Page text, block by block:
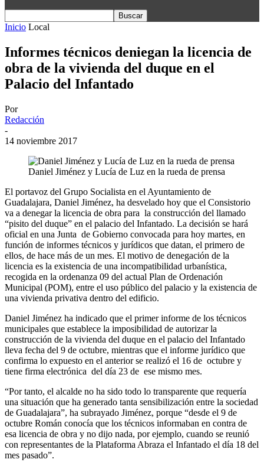
Inicio Local
Informes técnicos deniegan la licencia de
obra de la vivienda del duque en el
Palacio del Infantado
Por
Redacción
-
14 noviembre 2017
Daniel Jiménez y Lucía de Luz en la rueda de prensa
El portavoz del Grupo Socialista en el Ayuntamiento de
Guadalajara, Daniel Jiménez, ha desvelado hoy que el Consistorio
va a denegar la licencia de obra para la construcción del llamado
“pisito del duque” en el palacio del Infantado. La decisión se hará
oficial en una Junta de Gobierno convocada para hoy martes, en
función de informes técnicos y jurídicos que datan, el primero de
ellos, de hace más de un mes. El motivo de denegación de la
licencia es la existencia de una incompatibilidad urbanística,
recogida en la ordenanza 09 del actual Plan de Ordenación
Municipal (POM), entre el uso público del palacio y la existencia de
una vivienda privativa dentro del edificio.
Daniel Jiménez ha indicado que el primer informe de los técnicos
municipales que establece la imposibilidad de autorizar la
construcción de la vivienda del duque en el palacio del Infantado
lleva fecha del 9 de octubre, mientras que el informe jurídico que
confirma lo expuesto en el anterior se realizó el 16 de octubre y
tiene firma electrónica del día 23 de ese mismo mes.
“Por tanto, el alcalde no ha sido todo lo transparente que requería
una situación que ha generado tanta sensibilización entre la sociedad
de Guadalajara”, ha subrayado Jiménez, porque “desde el 9 de
octubre Román conocía que los técnicos informaban en contra de
esa licencia de obra y no dijo nada, por ejemplo, cuando se reunió
con representantes de la Plataforma Abraza el Infantado el día 18 del
mes pasado”.